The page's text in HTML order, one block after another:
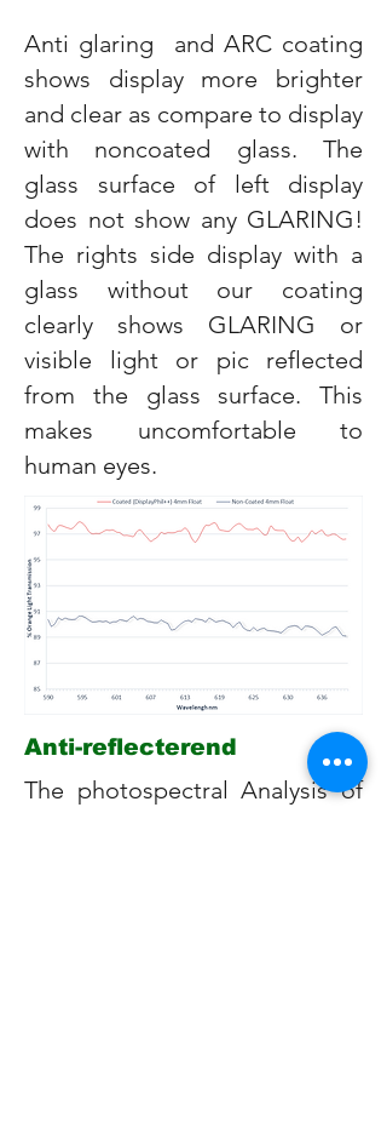
Anti glaring and ARC coating
shows display more brighter
and clear as compare to display
with noncoated glass. The
glass surface of left display
does not show any GLARING!
The rights side display with a
glass without our coating
clearly shows GLARING or
visible light or pic reflected
from the glass surface. This
makes uncomfortable to
human eyes.
Anti-reflecterend
The photospectral Analysis of